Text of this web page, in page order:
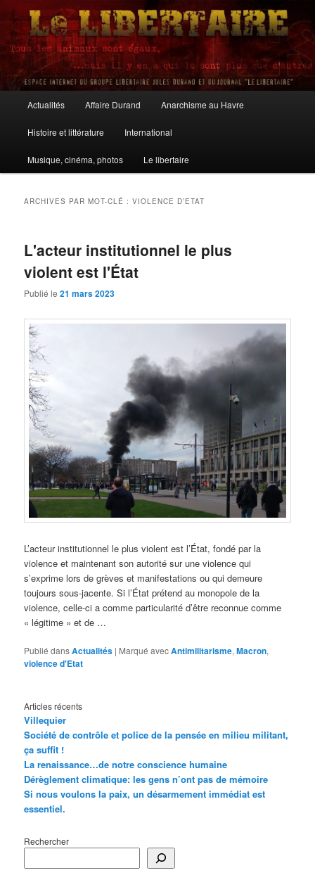
Aller
contenu
principal
Aller
contenu
secondaire
Le Libertaire
principal
Actualités Affaire Durand Anarchisme au Havre
Histoire et littérature International
Musique, cinéma, photos Le libertaire
ARCHIVES PAR MOT-CLÉ :VIOLENCE D’ETAT
L'acteur institutionnel le plus
violent est l'État
Publié le21 mars 2023
L’acteur institutionnel le plus violent est l’État, fondé par la
violence et maintenant son autorité sur une violence qui
s’exprime lors de grèves et manifestations ou qui demeure
toujours sous-jacente. Si l’État prétend au monopole de la
violence, celle-ci a comme particularité d’être reconnue comme
« légitime » et de …
Publié dansActualités | Marqué avecAntimilitarisme,Macron,
violence d'Etat
Articles récents
Villequier
Société de contrôle et police de la pensée en milieu militant,
ça suffit !
La renaissance…de notre conscience humaine
Dérèglement climatique: les gens n’ont pas de mémoire
Si nous voulons la paix, un désarmement immédiat est
essentiel.
Rechercher